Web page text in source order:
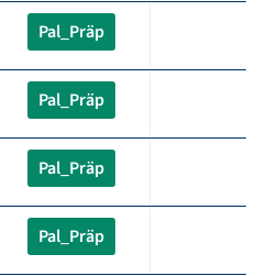
Pal_Präp
Pal_Präp
Pal_Präp
Pal_Präp